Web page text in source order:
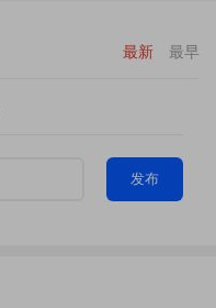
最新 最早
发布